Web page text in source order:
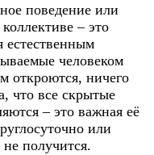
поведение или
– это
естественным
человеком
откроются, ничего
что все скрытые
– это важная её
или
получится.